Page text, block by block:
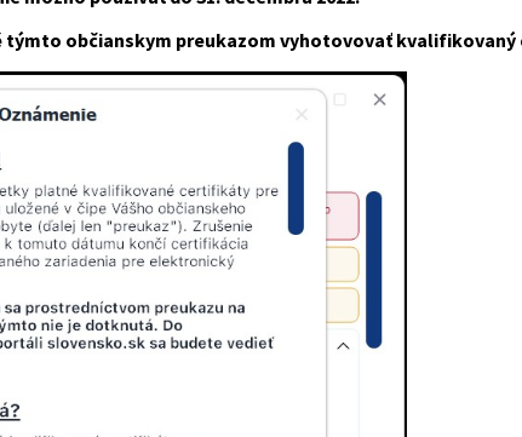
občianskym preukazom vyhotovovať kvalifikovaný